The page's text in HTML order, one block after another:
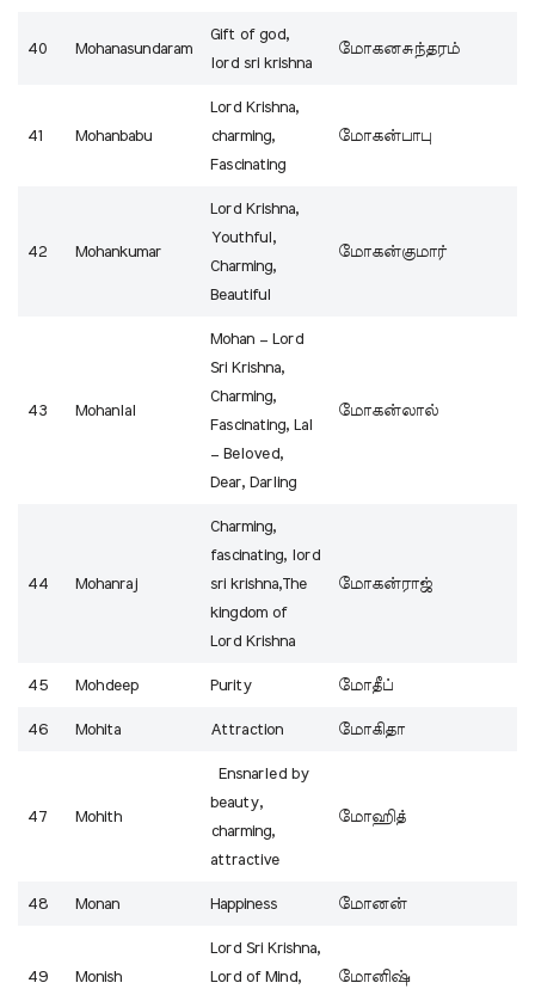
40 Mohanasundaram
Gift of god,
lord sri krishna
மோகனசுந்தரம்
41 Mohanbabu
Lord Krishna,
charming,
Fascinating
மோகன்பாபு
42 Mohankumar
Lord Krishna,
Youthful,
Charming,
Beautiful
மோகன்குமார்
43 Mohanlal
Mohan – Lord
Sri Krishna,
Charming,
Fascinating, Lal
– Beloved,
Dear, Darling
மோகன்லால்
44 Mohanraj
Charming,
fascinating, lord
sri krishna,The
kingdom of
Lord Krishna
மோகன்ராஜ்
45 Mohdeep Purity மோதீப்
46 Mohita Attraction மோகிதா
47 Mohith
Ensnarled by
beauty,
charming,
attractive
மோஹித்
48 Monan Happiness மோனன்
49 Monish
Lord Sri Krishna,
Lord of Mind,
மோனிஷ்